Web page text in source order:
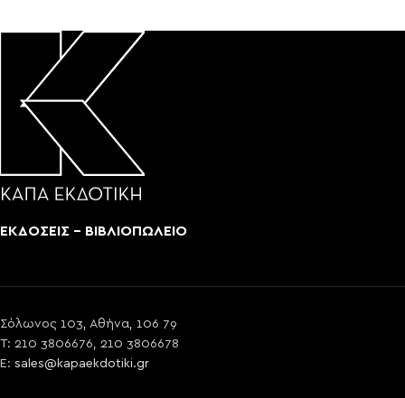
ΕΚΔΟΣΕΙΣ - ΒΙΒΛΙΟΠΩΛΕΙΟ
Σόλωνος 103, Αθήνα, 106 79
T: 210 3806676, 210 3806678
E: sales@kapaekdotiki.gr